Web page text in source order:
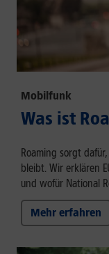
Mobilfunk
Was ist
Roaming sorgt
bleibt. Wir erklären
und wofür National
Mehr erfahren